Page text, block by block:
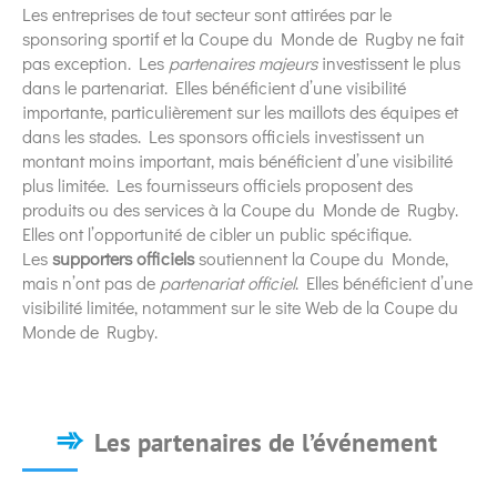
Les entreprises de tout secteur sont attirées par le
sponsoring sportif et la Coupe du Monde de Rugby ne fait
pas exception. Les partenaires majeursinvestissent le plus
dans le partenariat. Elles bénéficient d’une visibilité
importante, particulièrement sur les maillots des équipes et
dans les stades. Les sponsors officiels investissent un
montant moins important, mais bénéficient d’une visibilité
plus limitée. Les fournisseurs officiels proposent des
produits ou des services à la Coupe du Monde de Rugby.
Elles ont l’opportunité de cibler un public spécifique.
Lessupportersofficielssoutiennent la Coupe du Monde,
mais n’ont pas de partenariat officiel. Elles bénéficient d’une
visibilité limitée, notamment sur le site Web de la Coupe du
Monde de Rugby.
Les partenaires de l’événement